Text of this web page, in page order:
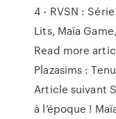
4 - RVSN :
Lits, Maïa
Read more
Plazasims :
Article suivant
à l’époque !